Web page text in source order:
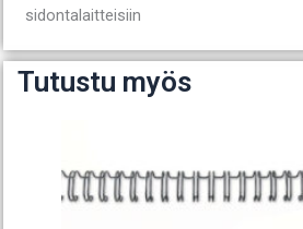
sidontalaitteisiin
Tutustu myös